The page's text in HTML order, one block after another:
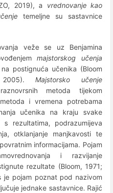
2019), a vrednovanje kao
temeljne su sastavnice
veže se uz Benjamina
majstorskog učenja
postignuća učenika (Bloom
2005).Majstorsko učenje
metoda tijekom
i vremena potrebama
učenika na kraju svake
rezultatima, podrazumijeva
otklanjanje manjkavosti te
informacijama. Pojam
i razvijanje
rezultate (Bloom, 1971;
je pojam poznat pod nazivom
jednake sastavnice. Rajić